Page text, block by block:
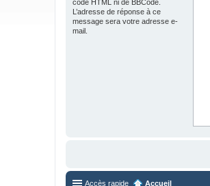
code HTML ni de BBCode.
L’adresse de réponse à ce
message sera votre adresse e-
mail.
Accès rapide Accueil